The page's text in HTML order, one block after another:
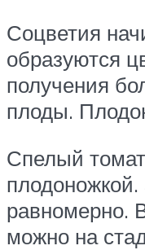
Соцветия
образуются
получения
плоды.
Спелый
равномерно.
можно на